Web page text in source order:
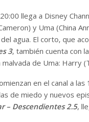
llega a Disney
y Uma (China
agua. El corto, que
3, también cuenta con
de Uma: Harry
en el canal a
de miedo y nuevos
– Descendientes 2.5,